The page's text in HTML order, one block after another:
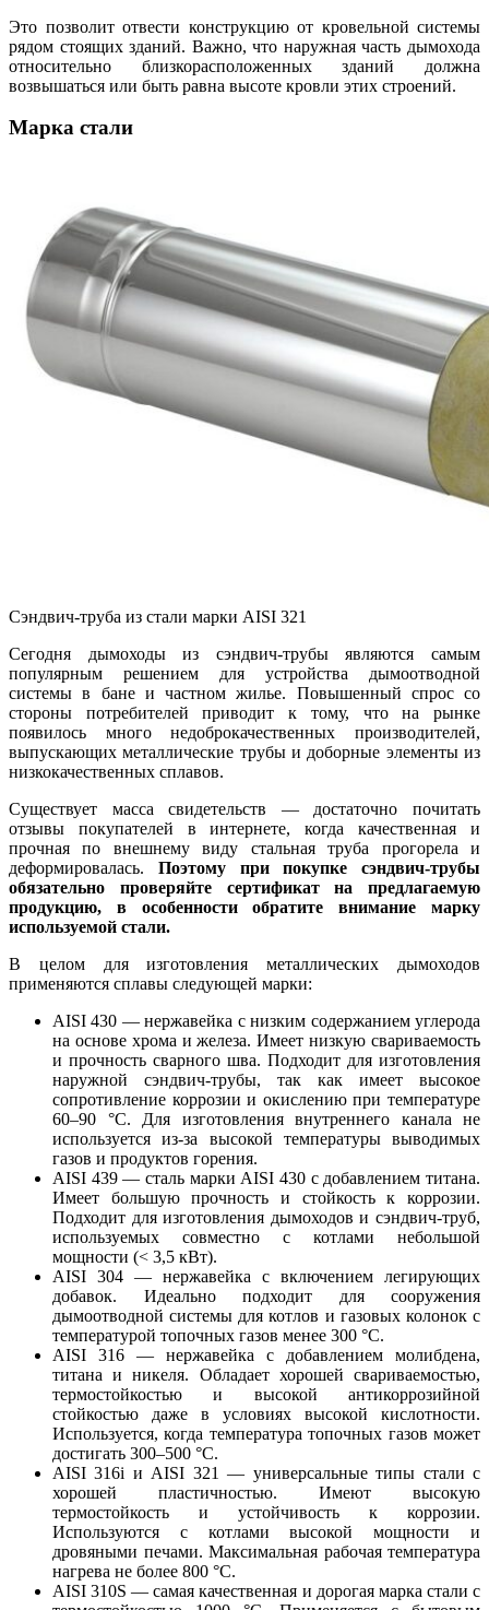
Это позволит отвести конструкцию от кровельной системы
рядом стоящих зданий. Важно, что наружная часть дымохода
относительно близкорасположенных зданий должна
возвышаться или быть равна высоте кровли этих строений.
Марка стали
Сэндвич-труба из стали марки AISI 321
Сегодня дымоходы из сэндвич-трубы являются самым
популярным решением для устройства дымоотводной
системы в бане и частном жилье. Повышенный спрос со
стороны потребителей приводит к тому, что на рынке
появилось много недоброкачественных производителей,
выпускающих металлические трубы и доборные элементы из
низкокачественных сплавов.
Существует масса свидетельств — достаточно почитать
отзывы покупателей в интернете, когда качественная и
прочная по внешнему виду стальная труба прогорела и
деформировалась. Поэтому при покупке сэндвич-трубы
обязательно проверяйте сертификат на предлагаемую
продукцию, в особенности обратите внимание марку
используемой стали.
В целом для изготовления металлических дымоходов
применяются сплавы следующей марки:
AISI 430 — нержавейка с низким содержанием углерода
на основе хрома и железа. Имеет низкую свариваемость
и прочность сварного шва. Подходит для изготовления
наружной сэндвич-трубы, так как имеет высокое
сопротивление коррозии и окислению при температуре
60–90 °C. Для изготовления внутреннего канала не
используется из-за высокой температуры выводимых
газов и продуктов горения.
AISI 439 — сталь марки AISI 430 с добавлением титана.
Имеет большую прочность и стойкость к коррозии.
Подходит для изготовления дымоходов и сэндвич-труб,
используемых совместно с котлами небольшой
мощности (< 3,5 кВт).
AISI 304 — нержавейка с включением легирующих
добавок. Идеально подходит для сооружения
дымоотводной системы для котлов и газовых колонок с
температурой топочных газов менее 300 °C.
AISI 316 — нержавейка с добавлением молибдена,
титана и никеля. Обладает хорошей свариваемостью,
термостойкостью и высокой антикоррозийной
стойкостью даже в условиях высокой кислотности.
Используется, когда температура топочных газов может
достигать 300–500 °C.
AISI 316i и AISI 321 — универсальные типы стали с
хорошей пластичностью. Имеют высокую
термостойкость и устойчивость к коррозии.
Используются с котлами высокой мощности и
дровяными печами. Максимальная рабочая температура
нагрева не более 800 °C.
AISI 310S — самая качественная и дорогая марка стали с